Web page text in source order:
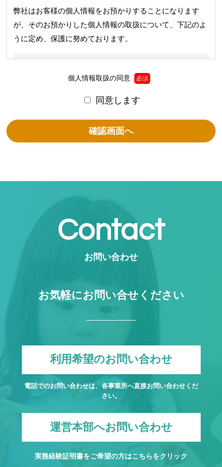
弊社はお客様の個人情報をお預かりすることになります
が、そのお預かりした個人情報の取扱について、下記のよ
うに定め、保護に努めております。
1. お問合せに対する回答を行うため
2. サービス実施のため
3. 弊社の商品、サービス、催し物のご案内のため
弊社は事業運営上、お客様により良いサービスを提供する
ために業務の一部を外部に委託しており、業務委託先に対
を選定し、契約等において個人情報の適正管理・機密保持
決め、適切な管理を実施させます。
個人情報提出の任意性
お客様が弊社に対して個人情報を提出することは任意で
す。ただし、個人情報を提出されない場合には、弊社から
の返信やサービスを実施ができない場合がありますので、
あらかじめご了承ください。
個人情報の開示請求について
個人情報取扱の同意 必須
同意します
Contact
お問い合わせ
お気軽にお問い合せください
利用希望のお問い合わせ
電話でのお問い合わせは、各事業所へ直接お問い合わせくだ
さい。
運営本部へお問い合わせ
実務経験証明書をご希望の方はこちらをクリック